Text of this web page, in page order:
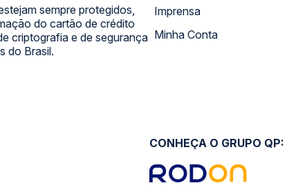
sempre protegidos,
do cartão de crédito
criptografia e de segurança
do Brasil.
Imprensa
Minha Conta
CONHEÇA O GRUPO QP: